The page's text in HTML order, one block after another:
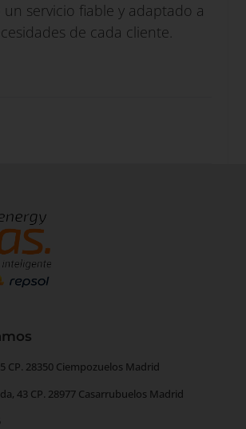
servicio fiable y adaptado a
de cada cliente.
CP. 28350 Ciempozuelos Madrid
43 CP. 28977 Casarrubuelos Madrid